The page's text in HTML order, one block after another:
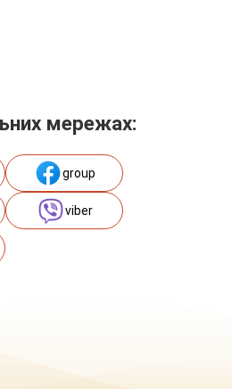
мережах:
group
viber